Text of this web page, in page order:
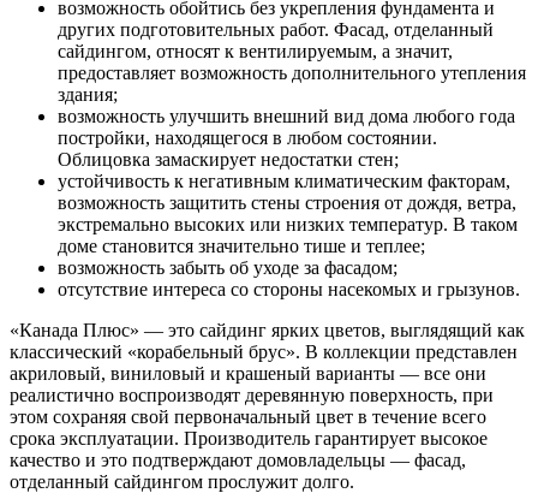
возможность обойтись без укрепления фундамента и
других подготовительных работ. Фасад, отделанный
сайдингом, относят к вентилируемым, а значит,
предоставляет возможность дополнительного утепления
здания;
возможность улучшить внешний вид дома любого года
постройки, находящегося в любом состоянии.
Облицовка замаскирует недостатки стен;
устойчивость к негативным климатическим факторам,
возможность защитить стены строения от дождя, ветра,
экстремально высоких или низких температур. В таком
доме становится значительно тише и теплее;
возможность забыть об уходе за фасадом;
отсутствие интереса со стороны насекомых и грызунов.
«Канада Плюс» — это сайдинг ярких цветов, выглядящий как
классический «корабельный брус». В коллекции представлен
акриловый, виниловый и крашеный варианты — все они
реалистично воспроизводят деревянную поверхность, при
этом сохраняя свой первоначальный цвет в течение всего
срока эксплуатации. Производитель гарантирует высокое
качество и это подтверждают домовладельцы — фасад,
отделанный сайдингом прослужит долго.